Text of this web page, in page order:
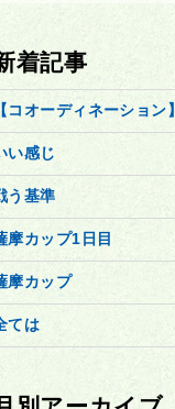
着記事
コオーディネーション
い感じ
う基準
摩カップ1日目
摩カップ
ては